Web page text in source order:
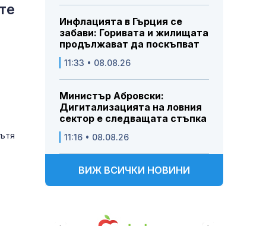
Инфлацията в Гърция се
забави: Горивата и жилищата
продължават да поскъпват
11:33 • 08.08.26
Министър Абровски:
Дигитализацията на ловния
сектор е следващата стъпка
11:16 • 08.08.26
ВИЖ ВСИЧКИ НОВИНИ